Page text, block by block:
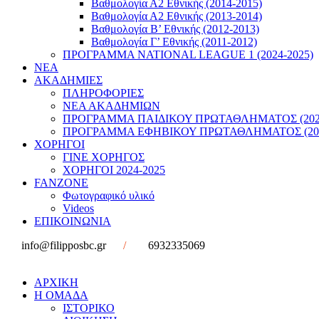
Βαθμολογία Α2 Εθνικής (2014-2015)
Βαθμολογία Α2 Εθνικής (2013-2014)
Βαθμολογία Β’ Εθνικής (2012-2013)
Βαθμολογία Γ’ Εθνικής (2011-2012)
ΠΡΟΓΡΑΜΜΑ NATIONAL LEAGUE 1 (2024-2025)
ΝΕΑ
ΑΚΑΔΗΜΙΕΣ
ΠΛΗΡΟΦΟΡΙΕΣ
ΝΕΑ ΑΚΑΔΗΜΙΩΝ
ΠΡΟΓΡΑΜΜΑ ΠΑΙΔΙΚΟΥ ΠΡΩΤΑΘΛΗΜΑΤΟΣ
ΠΡΟΓΡΑΜΜΑ ΕΦΗΒΙΚΟΥ ΠΡΩΤΑΘΛΗΜΑΤΟΣ
ΧΟΡΗΓΟΙ
ΓΙΝΕ ΧΟΡΗΓΟΣ
ΧΟΡΗΓΟΙ 2024-2025
FANZONE
Φωτογραφικό υλικό
Videos
ΕΠΙΚΟΙΝΩΝΙΑ
info@filipposbc.gr
/ 6932335069
ΑΡΧΙΚΗ
Η ΟΜΑΔΑ
ΙΣΤΟΡΙΚΟ